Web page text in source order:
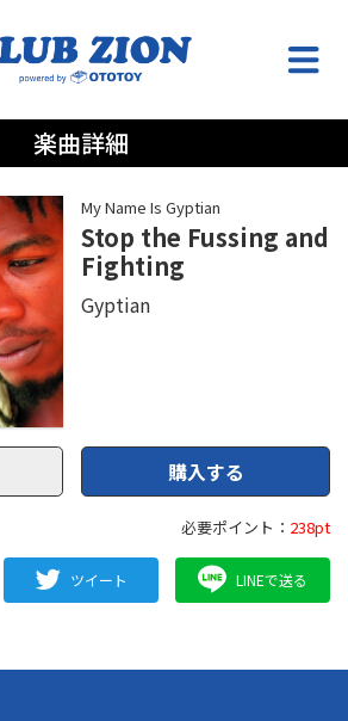
楽曲詳細
My Name Is Gyptian
Stop the Fussing and
Fighting
Gyptian
購入する
必要ポイント： 238pt
ツイート LINEで送る